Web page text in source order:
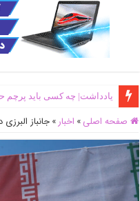
یادداشت| ‌چه کسی باید پرچم
صفحه اصلی » اخبار » جانباز